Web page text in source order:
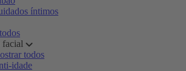
íntimos
facial
todos
idade